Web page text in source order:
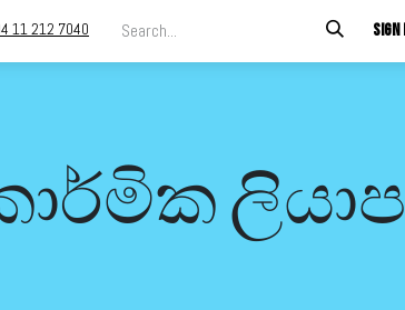
ආයතනික තොරතුරු
11 212 7040 Sign